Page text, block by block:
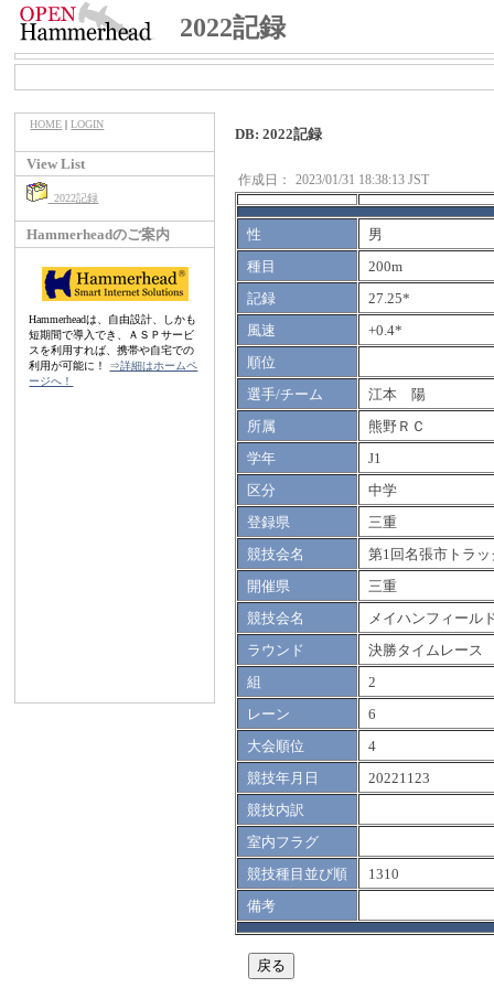
2022記録
HOME |LOGIN
View List
2022記録
Hammerheadのご案内
Hammerheadは、自由設計、しかも
短期間で導入でき、ＡＳＰサービ
スを利用すれば、携帯や自宅での
利用が可能に！ ⇒詳細はホームペ
ージへ！
DB: 2022記録
作成日： 2023/01/31 18:38:13 JST
性
男
種目
200m
記録
27.25*
風速
+0.4*
順位
選手/チーム
江本 陽
所属
熊野ＲＣ
学年
J1
区分
中学
登録県
三重
競技会名
第1回名張市トラッ
開催県
三重
競技会名
メイハンフィール
ラウンド
決勝タイムレース
組
2
レーン
6
大会順位
4
競技年月日
20221123
競技内訳
室内フラグ
競技種目並び順
1310
備考